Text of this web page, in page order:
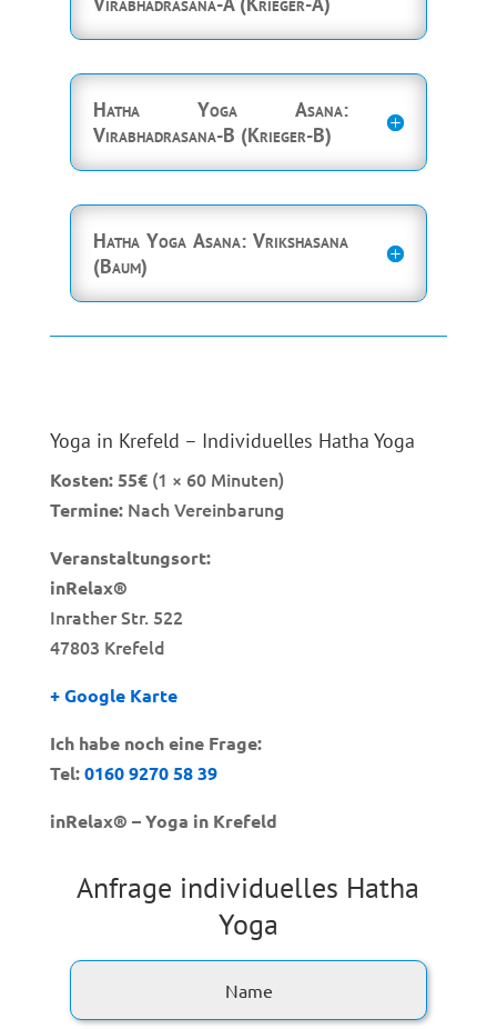
Hatha Yoga Asana:
Virabhadrasana-B (Krieger-B)
Hatha Yoga Asana: Vrikshasana
(Baum)
Yoga in Krefeld – Individuelles Hatha Yoga
Kosten: 55€(1 × 60 Minuten)
Termine:Nach Vereinbarung
Veranstaltungsort:
inRelax®
Inrather Str. 522
47803 Krefeld
+ Google Karte
Ich habe noch eine Frage:
Tel:0160 9270 58 39
inRelax® – Yoga in Krefeld
Anfrage individuelles Hatha
Yoga
Name